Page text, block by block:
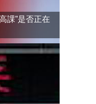
課”是否正在